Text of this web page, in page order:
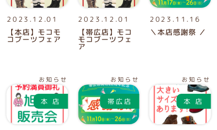
2023.12.01
【本店】モコモ
コブーツフェア
2023.12.01
【帯広店】モコ
モコブーツフェ
ア
2023.11.16
＼本店感謝祭 ／
お知らせ お知らせ お知らせ